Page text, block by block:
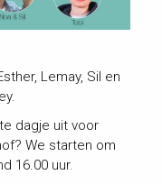
Lemay, Sil en
dagje uit voor
We starten om
16.00 uur.